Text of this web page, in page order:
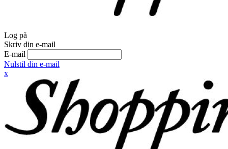
Log på
Skriv din e-mail
E-mail
Nulstil din e-mail
x